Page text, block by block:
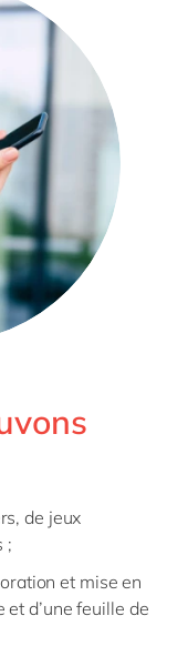
de jeux
;
et mise en
et d’une feuille de